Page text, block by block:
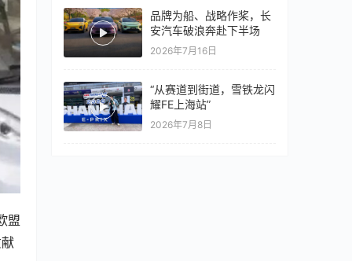
盟
品牌为船、战略作桨，长
安汽车破浪奔赴下半场
2026年7月16日
“从赛道到街道，雪铁龙闪
耀FE上海站”
2026年7月8日